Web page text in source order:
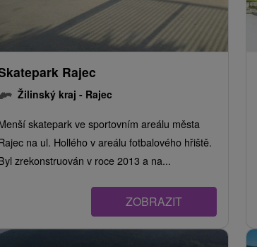
Rajec
Žilinský kraj - Rajec
skatepark ve sportovním areálu města
na ul. Hollého v areálu fotbalového hřiště.
zrekonstruován v roce 2013 a na...
ZOBRAZIT